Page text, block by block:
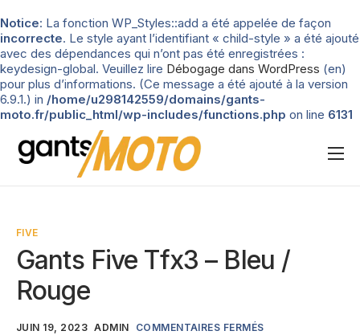
Notice: La fonction WP_Styles::add a été appelée de façon
incorrecte. Le style ayant l’identifiant « child-style » a été ajouté
avec des dépendances qui n’ont pas été enregistrées :
keydesign-global. Veuillez lire Débogage dans WordPress (en)
pour plus d’informations. (Ce message a été ajouté à la version
6.9.1.) in /home/u298142559/domains/gants-
moto.fr/public_html/wp-includes/functions.php on line 6131
Nos tests
Types de gants
Guide d’achat
FIVE
Gants Five Tfx3 – Bleu /
Rouge
JUIN 19, 2023 ADMIN COMMENTAIRES FERMÉS